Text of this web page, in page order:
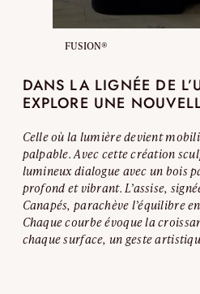
DANS LA LIGNÉE DE
EXPLORE UNE
Celle où la lumière devient
palpable. Avec cette création
lumineux dialogue avec un bois
profond et vibrant. L’assise,
Canapés, parachève l’équilibre
Chaque courbe évoque la
chaque surface, un geste
FUSION®